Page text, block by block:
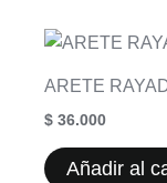
ARETE
$ 36.000
Añadir al